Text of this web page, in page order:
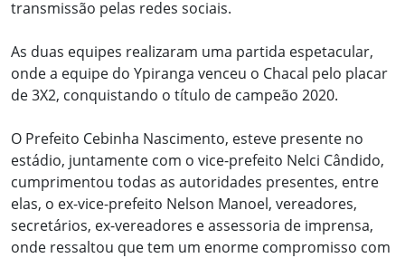
transmissão pelas redes sociais.
As duas equipes realizaram uma partida espetacular,
onde a equipe do Ypiranga venceu o Chacal pelo placar
de 3X2, conquistando o título de campeão 2020.
O Prefeito Cebinha Nascimento, esteve presente no
estádio, juntamente com o vice-prefeito Nelci Cândido,
cumprimentou todas as autoridades presentes, entre
elas, o ex-vice-prefeito Nelson Manoel, vereadores,
secretários, ex-vereadores e assessoria de imprensa,
onde ressaltou que tem um enorme compromisso com